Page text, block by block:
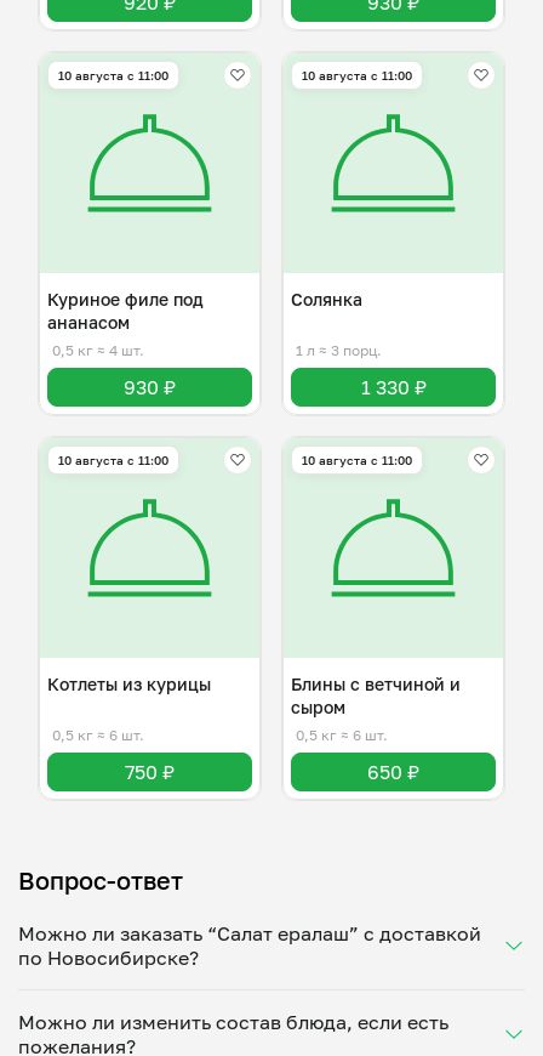
10 августа с 11:00
Куриное филе под
ананасом
0,5 кг ≈ 4 шт.
930 ₽
10 августа с 11:00
Солянка
1 л ≈ 3 порц.
1 330 ₽
10 августа с 11:00
Котлеты из курицы
0,5 кг ≈ 6 шт.
750 ₽
10 августа с 11:00
Блины с ветчиной и
сыром
0,5 кг ≈ 6 шт.
650 ₽
Вопрос-ответ
Можно ли заказать “Салат ералаш” с доставкой
по Новосибирске?
Укажите удобное время — и получите свежее
домашнее блюдо в большой порции прямо с плиты.
Можно ли изменить состав блюда, если есть
пожелания?